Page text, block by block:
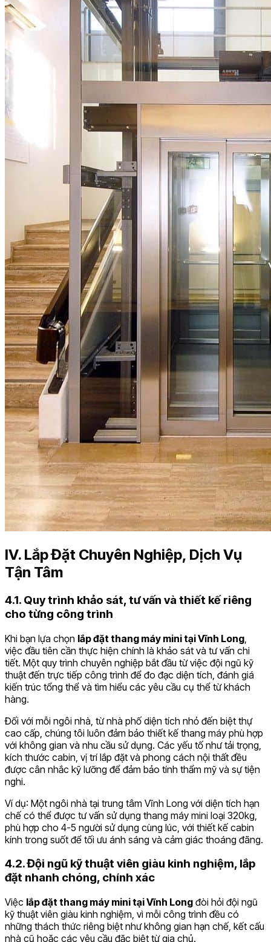
IV. Lắp Đặt Chuyên Nghiệp, Dịch Vụ
Tận Tâm
4.1. Quy trình khảo sát, tư vấn và thiết kế riêng
cho từng công trình
Khi bạn lựa chọn lắp đặt thang máy mini tại Vĩnh Long
việc đầu tiên cần thực hiện chính là khảo sát và tư vấn chi
tiết. Một quy trình chuyên nghiệp bắt đầu từ việc đội ngũ kỹ
thuật đến trực tiếp công trình để đo đạc diện tích, đánh giá
kiến trúc tổng thể và tìm hiểu các yêu cầu cụ thể từ khách
hàng.
Đối với mỗi ngôi nhà, từ nhà phố diện tích nhỏ đến biệt thự
cao cấp, chúng tôi luôn đảm bảo thiết kế thang máy phù hợp
với không gian và nhu cầu sử dụng. Các yếu tố như tải trọng,
kích thước cabin, vị trí lắp đặt và phong cách nội thất đều
được cân nhắc kỹ lưỡng để đảm bảo tính thẩm mỹ và sự tiện
nghi.
Ví dụ: Một ngôi nhà tại trung tâm Vĩnh Long với diện tích hạn
chế có thể được tư vấn sử dụng thang máy mini loại 320kg,
phù hợp cho 4-5 người sử dụng cùng lúc, với thiết kế cabin
kính trong suốt để tối ưu ánh sáng và cảm giác thoáng đãng.
4.2. Đội ngũ kỹ thuật viên giàu kinh nghiệm, lắp
đặt nhanh chóng, chính xác
Việc lắp đặt thang máy mini tại Vĩnh Long đòi hỏi đội ngũ
kỹ thuật viên giàu kinh nghiệm, vì mỗi công trình đều có
những thách thức riêng biệt như không gian hạn chế, kết cấu
nhà cũ hoặc các yêu cầu đặc biệt từ gia chủ.